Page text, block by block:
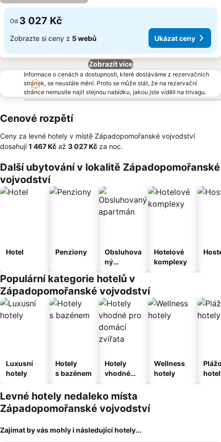
Od 3 027 Kč
Zobrazte si ceny z 5 webů Ukázat ceny
Zobrazít více
Informace o cenách a dostupnosti, které dostáváme z rezervačních
stránek, se neustále mění. Proto se může stát, že na rezervační
stránce nemusíte najít stejnou nabídku, jakou jste viděli na trivagu.
Cenové rozpětí
Ceny za levné hotely v místě Západopomořanské vojvodství
dosahují‎1 467 Kč až ‎3 027 Kč za noc.
Další ubytování v lokalitě Západopomořanské
vojvodství
Hotel Penziony
Obsluhova
ný
Hotelové
komplexy
Populární kategorie hotelů v
Západopomořanské vojvodství
Luxusní
hotely
Hotely
s bazénem
Hotely
vhodné
domácí
zvířata
Wellness
hotely
Levné hotely nedaleko místa
Západopomořanské vojvodství
Zajímat by vás mohly i následující hotely...